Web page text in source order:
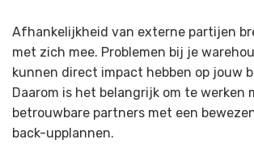
Afhankelijkheid van externe partijen
met zich mee. Problemen bij je
kunnen direct impact hebben op jouw
Daarom is het belangrijk om te werken
betrouwbare partners met een
back-upplannen.